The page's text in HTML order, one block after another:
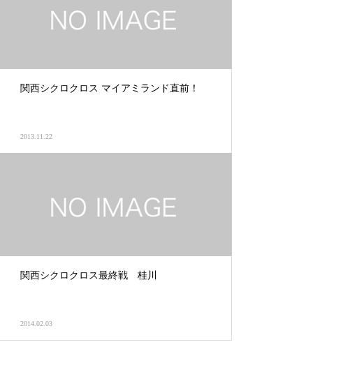
関西シクロクロス マイアミランド直前！
2013.11.22
関西シクロクロス最終戦 桂川
2014.02.03